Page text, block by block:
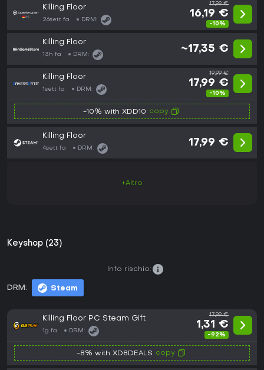
Killing Floor
26sett fa DRM:
17,99 €
16,19 €
-10%
Killing Floor
13h fa DRM:
~17,35 €
Killing Floor
1sett fa DRM:
19,99 €
17,99 €
-10%
-10% with XDD10 copy
Killing Floor
4sett fa DRM:
17,99 €
+Altro
Keyshop (23)
DRM: Steam
Info rischio:
Killing Floor PC Steam Gift
1g fa DRM:
17,99 €
1,31 €
-92%
-8% with XD8DEALS copy